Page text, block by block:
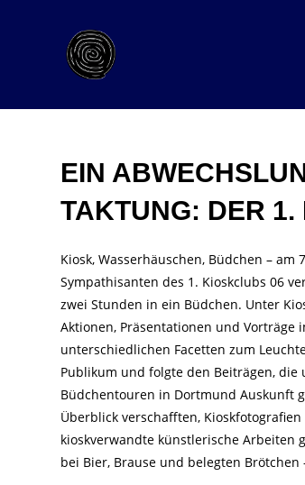
EIN
TAKTUNG: DER
Kiosk, Wasserhäuschen, Büdchen ­–
Sympathisanten des 1. Kioskclubs 06
zwei Stunden in ein Büdchen. Unter
Aktionen, Präsentationen und
unterschiedlichen Facetten zum
Publikum und folgte den Beiträgen,
Büdchentouren in Dortmund Auskunft
Überblick verschafften,
kioskverwandte künstlerische Arbeiten
bei Bier, Brause und belegten